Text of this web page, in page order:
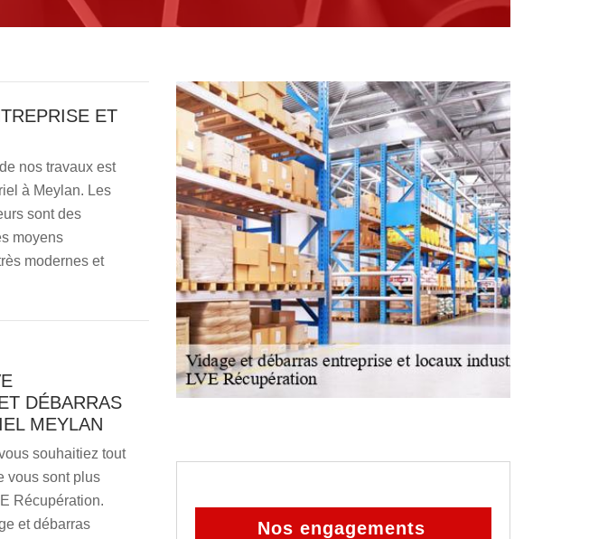
ET
nos travaux est
à Meylan. Les
sont des
moyens
modernes et
DÉBARRAS
MEYLAN
souhaitiez tout
vous sont plus
Récupération.
et débarras
Nos engagements